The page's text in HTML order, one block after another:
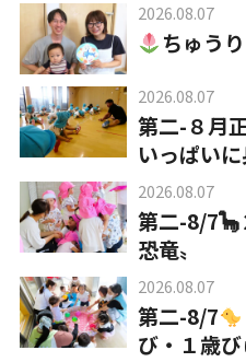
お問
2026.08.07
ちゅう
2026.08.07
第二-８月
いっぱい
2026.08.07
第二-8/7🦕
恐竜〟
2026.08.07
第二-8/7
び・１歳